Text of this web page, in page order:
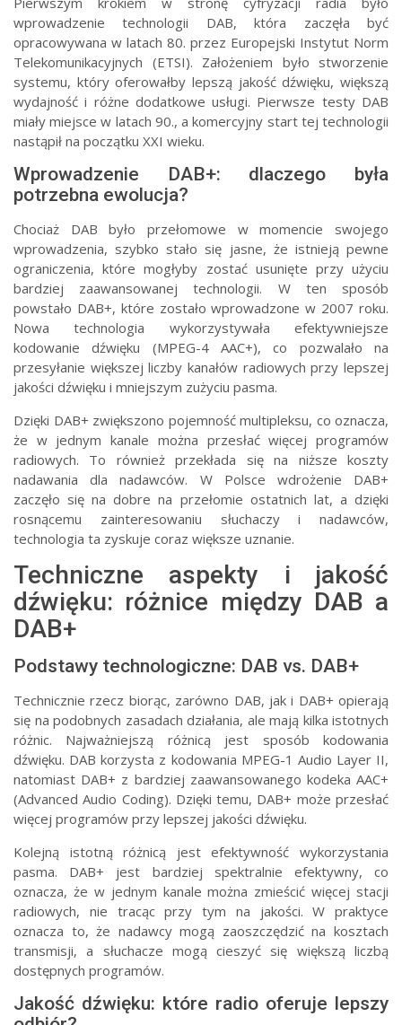
wprowadzenie technologii DAB, która zaczęła być
opracowywana w latach 80. przez Europejski Instytut Norm
Telekomunikacyjnych (ETSI). Założeniem było stworzenie
systemu, który oferowałby lepszą jakość dźwięku, większą
wydajność i różne dodatkowe usługi. Pierwsze testy DAB
miały miejsce w latach 90., a komercyjny start tej technologii
nastąpił na początku XXI wieku.
Wprowadzenie DAB+: dlaczego była
potrzebna ewolucja?
Chociaż DAB było przełomowe w momencie swojego
wprowadzenia, szybko stało się jasne, że istnieją pewne
ograniczenia, które mogłyby zostać usunięte przy użyciu
bardziej zaawansowanej technologii. W ten sposób
powstało DAB+, które zostało wprowadzone w 2007 roku.
Nowa technologia wykorzystywała efektywniejsze
kodowanie dźwięku (MPEG-4 AAC+), co pozwalało na
przesyłanie większej liczby kanałów radiowych przy lepszej
jakości dźwięku i mniejszym zużyciu pasma.
Dzięki DAB+ zwiększono pojemność multipleksu, co oznacza,
że w jednym kanale można przesłać więcej programów
radiowych. To również przekłada się na niższe koszty
nadawania dla nadawców. W Polsce wdrożenie DAB+
zaczęło się na dobre na przełomie ostatnich lat, a dzięki
rosnącemu zainteresowaniu słuchaczy i nadawców,
technologia ta zyskuje coraz większe uznanie.
Techniczne aspekty i jakość
dźwięku: różnice między DAB a
DAB+
Podstawy technologiczne: DAB vs. DAB+
Technicznie rzecz biorąc, zarówno DAB, jak i DAB+ opierają
się na podobnych zasadach działania, ale mają kilka istotnych
różnic. Najważniejszą różnicą jest sposób kodowania
dźwięku. DAB korzysta z kodowania MPEG-1 Audio Layer II,
natomiast DAB+ z bardziej zaawansowanego kodeka AAC+
(Advanced Audio Coding). Dzięki temu, DAB+ może przesłać
więcej programów przy lepszej jakości dźwięku.
Kolejną istotną różnicą jest efektywność wykorzystania
pasma. DAB+ jest bardziej spektralnie efektywny, co
oznacza, że w jednym kanale można zmieścić więcej stacji
radiowych, nie tracąc przy tym na jakości. W praktyce
oznacza to, że nadawcy mogą zaoszczędzić na kosztach
transmisji, a słuchacze mogą cieszyć się większą liczbą
dostępnych programów.
Jakość dźwięku: które radio oferuje lepszy